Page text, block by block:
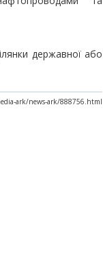
державної або
ark/news-ark/888756.html